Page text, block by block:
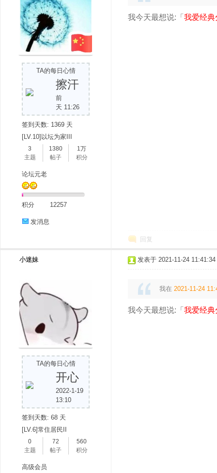
TA的每日心情
擦汗
前
天 11:26
签到天数: 1369 天
[LV.10]以坛为家III
3
主题
1380
帖子
1万
积分
论坛元老
积分 12257
发消息
我今天最想说:「 我爱经典
回复
小迷妹
TA的每日心情
开心
2022-1-19
13:10
签到天数: 68 天
[LV.6]常住居民II
0
主题
72
帖子
560
积分
高级会员
发表于 2021-11-24 11:41:34
我在 2021-11-24
我今天最想说:「 我爱经典